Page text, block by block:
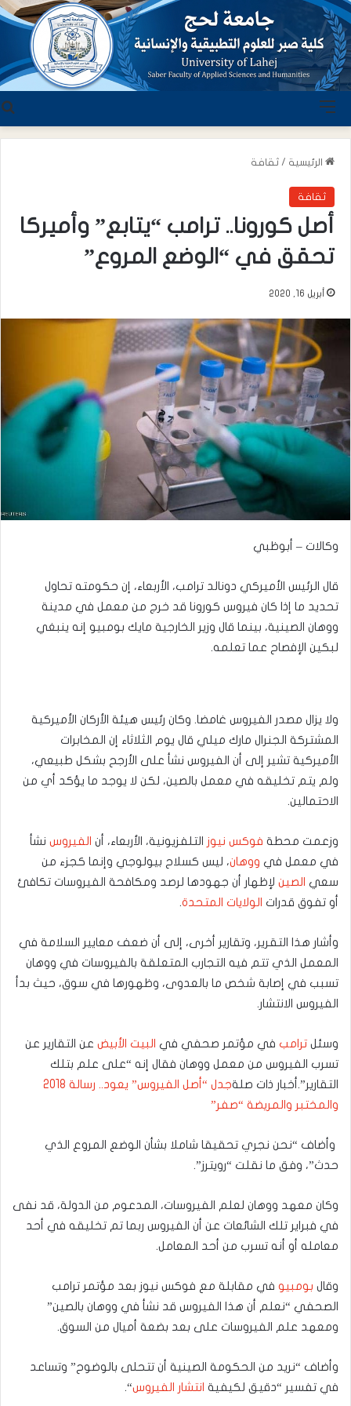
القائمة
الرئيسية / ثقافة
ثقافة
أصل كورونا.. ترامب “يتابع” وأميركا
تحقق في “الوضع المروع”
أبريل 16, 2020
وكالات – أبوظبي
قال الرئيس الأميركي دونالد ترامب، الأربعاء، إن حكومته تحاول
تحديد ما إذا كان فيروس كورونا قد خرج من معمل في مدينة
ووهان الصينية، بينما قال وزير الخارجية مايك بومبيو إنه ينبغي
لبكين الإفصاح عما تعلمه.
ولا يزال مصدر الفيروس غامضا. وكان رئيس هيئة الأركان الأميركية
المشتركة الجنرال مارك ميلي قال يوم الثلاثاء إن المخابرات
الأميركية تشير إلى أن الفيروس نشأ على الأرجح بشكل طبيعي،
ولم يتم تخليقه في معمل بالصين، لكن لا يوجد ما يؤكد أي من
الاحتمالين.
وزعمت محطة فوكس نيوز التلفزيونية، الأربعاء، أن الفيروس نشأ
في معمل في ووهان، ليس كسلاح بيولوجي وإنما كجزء من
سعي
الصين لإظهار أن جهودها لرصد ومكافحة الفيروسات تكافئ
أو تفوق قدرات
الولايات المتحدة.
وأشار هذا التقرير، وتقارير أخرى، إلى أن ضعف معايير السلامة في
المعمل الذي تتم فيه التجارب المتعلقة بالفيروسات في ووهان
تسبب في إصابة شخص ما بالعدوى، وظهورها في سوق، حيث بدأ
الفيروس الانتشار.
وسئل ترامب في مؤتمر صحفي في البيت الأبيض عن التقارير عن
تسرب الفيروس من معمل ووهان فقال إنه “على علم بتلك
التقارير”.أخبار ذات صلة
جدل “أصل الفيروس” يعود.. رسالة 2018
والمختبر والمريضة “صفر”
وأضاف “نحن نجري تحقيقا شاملا بشأن الوضع المروع الذي
حدث”، وفق ما نقلت “رويترز”.
وكان معهد ووهان لعلم الفيروسات، المدعوم من الدولة، قد نفى
في فبراير تلك الشائعات عن أن الفيروس ربما تم تخليقه في أحد
معامله أو أنه تسرب من أحد المعامل.
وقال بومبيو في مقابلة مع فوكس نيوز بعد مؤتمر ترامب
الصحفي “نعلم أن هذا الفيروس قد نشأ في ووهان بالصين”
ومعهد علم الفيروسات على بعد بضعة أميال من السوق.
وأضاف “نريد من الحكومة الصينية أن تتحلى بالوضوح” وتساعد
في تفسير “دقيق لكيفية انتشار الفيروس“.